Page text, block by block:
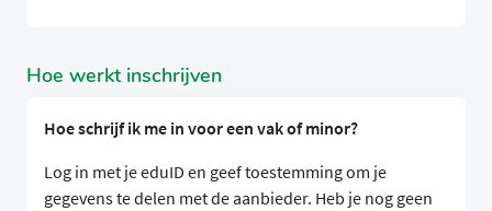
Hoe werkt inschrijven
Hoe schrijf ik me in voor een vak of minor?
Log in met je eduID en geef toestemming om je
gegevens te delen met de aanbieder. Heb je nog geen